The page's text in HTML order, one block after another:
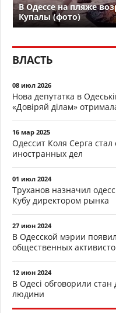
В Одессе на пляже
Купалы (фото)
ВЛАСТЬ
08 июл 2026
Нова депутатка в
«Довіряй ділам»
16 мар 2025
Одессит Коля Серга
иностранных дел
01 июл 2024
Труханов назначил
Кубу директором рынка
27 июн 2024
В Одесской мэрии
общественных
12 июн 2024
В Одесі обговорили
людини